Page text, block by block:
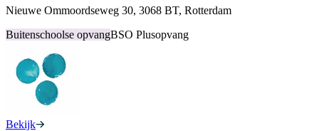
Nieuwe Ommoordseweg 30, 3068 BT, Rotterdam
Buitenschoolse opvangBSO Plusopvang
Bekijk